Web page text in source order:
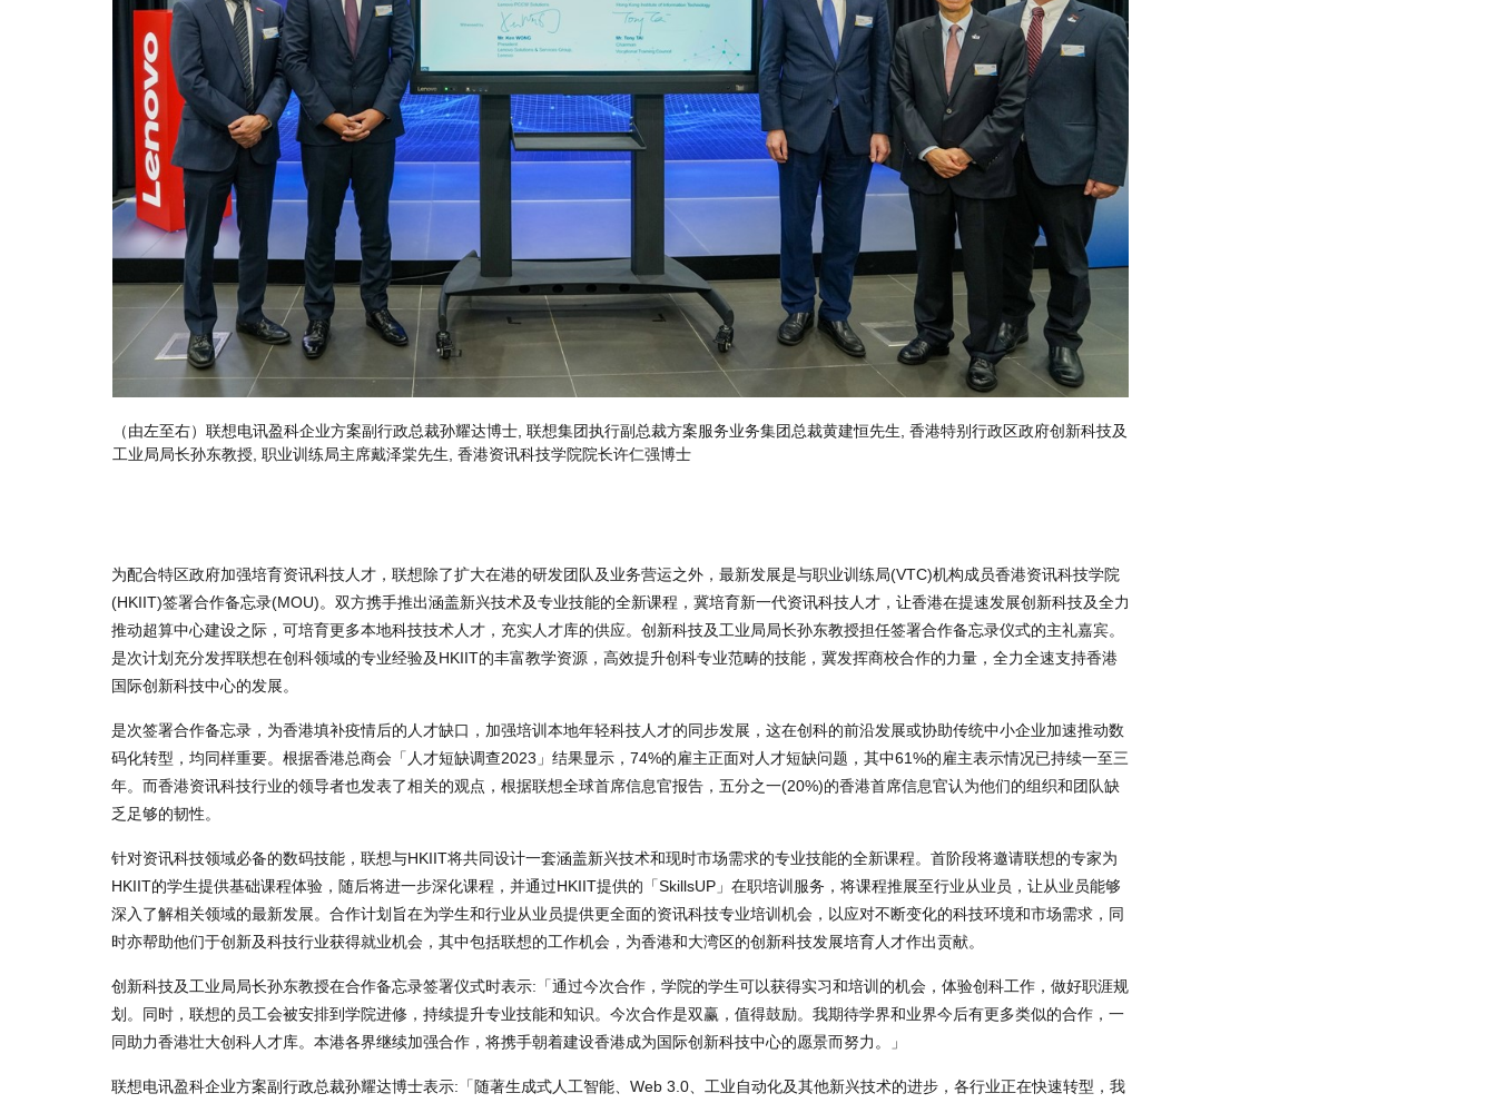
（由左至右）联想电讯盈科企业方案副行政总裁孙耀达博士, 联想集团执行副总裁方案服务业务集团总裁黄建恒先生, 香港特别行政区政府创新科技及
工业局局长孙东教授, 职业训练局主席戴泽棠先生, 香港资讯科技学院院长许仁强博士
为配合特区政府加强培育资讯科技人才，联想除了扩大在港的研发团队及业务营运之外，最新发展是与职业训练局(VTC)机构成员香港资讯科技学院
(HKIIT)签署合作备忘录(MOU)。双方携手推出涵盖新兴技术及专业技能的全新课程，冀培育新一代资讯科技人才，让香港在提速发展创新科技及全力
推动超算中心建设之际，可培育更多本地科技技术人才，充实人才库的供应。创新科技及工业局局长孙东教授担任签署合作备忘录仪式的主礼嘉宾。
是次计划充分发挥联想在创科领域的专业经验及HKIIT的丰富教学资源，高效提升创科专业范畴的技能，冀发挥商校合作的力量，全力全速支持香港
国际创新科技中心的发展。
是次签署合作备忘录，为香港填补疫情后的人才缺口，加强培训本地年轻科技人才的同步发展，这在创科的前沿发展或协助传统中小企业加速推动数
码化转型，均同样重要。根据香港总商会「人才短缺调查2023」结果显示，74%的雇主正面对人才短缺问题，其中61%的雇主表示情况已持续一至三
年。而香港资讯科技行业的领导者也发表了相关的观点，根据联想全球首席信息官报告，五分之一(20%)的香港首席信息官认为他们的组织和团队缺
乏足够的韧性。
针对资讯科技领域必备的数码技能，联想与HKIIT将共同设计一套涵盖新兴技术和现时市场需求的专业技能的全新课程。首阶段将邀请联想的专家为
HKIIT的学生提供基础课程体验，随后将进一步深化课程，并通过HKIIT提供的「SkillsUP」在职培训服务，将课程推展至行业从业员，让从业员能够
深入了解相关领域的最新发展。合作计划旨在为学生和行业从业员提供更全面的资讯科技专业培训机会，以应对不断变化的科技环境和市场需求，同
时亦帮助他们于创新及科技行业获得就业机会，其中包括联想的工作机会，为香港和大湾区的创新科技发展培育人才作出贡献。
创新科技及工业局局长孙东教授在合作备忘录签署仪式时表示:「通过今次合作，学院的学生可以获得实习和培训的机会，体验创科工作，做好职涯规
划。同时，联想的员工会被安排到学院进修，持续提升专业技能和知识。今次合作是双赢，值得鼓励。我期待学界和业界今后有更多类似的合作，一
同助力香港壮大创科人才库。本港各界继续加强合作，将携手朝着建设香港成为国际创新科技中心的愿景而努力。」
联想电讯盈科企业方案副行政总裁孙耀达博士表示:「随著生成式人工智能、Web 3.0、工业自动化及其他新兴技术的进步，各行业正在快速转型，我